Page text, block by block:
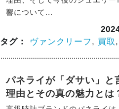
響について...
タグ：
ヴァンクリーフ , 買取
パネライが「ダサい」と
理由とその真の魅力とは